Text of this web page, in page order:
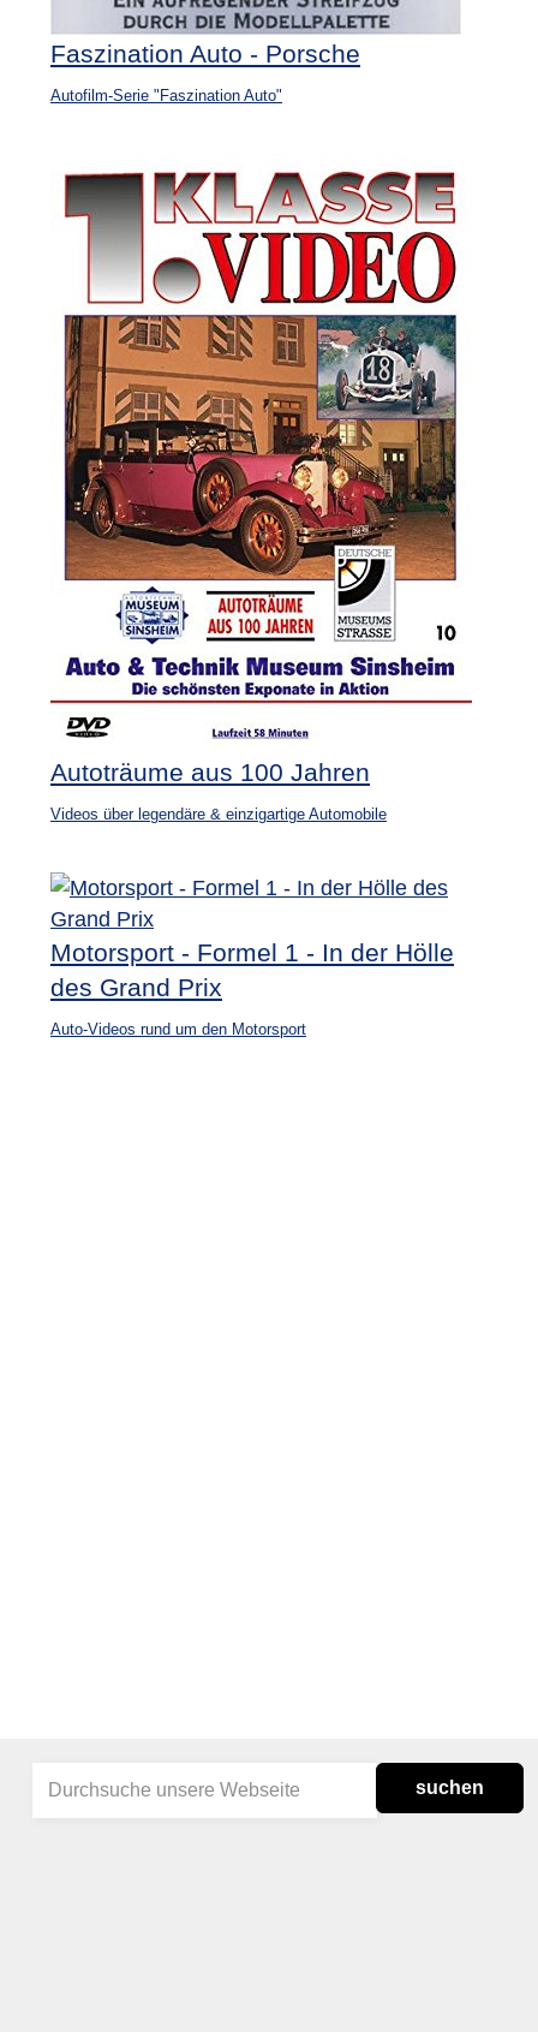
Faszination Auto - Porsche
Autofilm-Serie "Faszination Auto"
Autoträume aus 100 Jahren
Videos über legendäre & einzigartige Automobile
Motorsport - Formel 1 - In der Hölle
des Grand Prix
Auto-Videos rund um den Motorsport
suchen